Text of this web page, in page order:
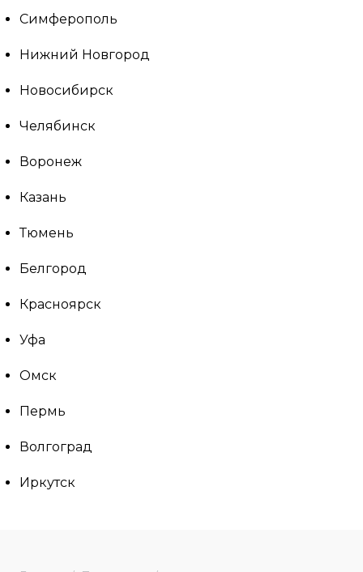
Симферополь
Нижний Новгород
Новосибирск
Челябинск
Воронеж
Казань
Тюмень
Белгород
Красноярск
Уфа
Омск
Пермь
Волгоград
Иркутск